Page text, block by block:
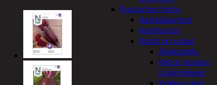
Puutarhan hoito
Kastelukannut
Kateharsot
Kukat ja ruukut
Altakastelu
Ketjut, koukut
ja kiinnikkeet